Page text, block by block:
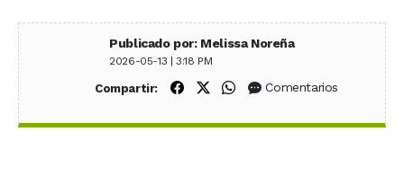
Publicado por: Melissa Noreña
2026-05-13 | 3:18 PM
Compartir: Compartir en Facebook
Compartir en X (Twitter)
Compartir en WhatsApp
Comentarios